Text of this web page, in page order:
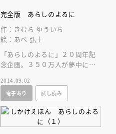
完全版 あらしのよるに
作：きむら ゆういち
絵：あべ 弘士
「あらしのよるに」２０周年記
念企画。３５０万人が夢中にな
ズ７巻が、この一冊でイッキに
読める！！
2014.09.02
電子あり
試し読み